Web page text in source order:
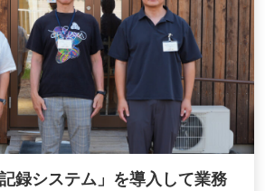
録システム」を導入して業務